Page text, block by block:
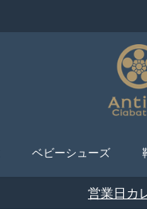
ベビーシューズ
営業日カ